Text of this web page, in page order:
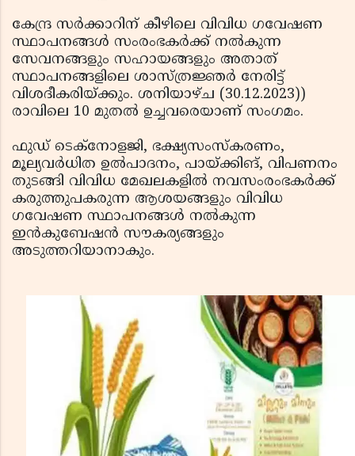
കേന്ദ്ര സര്‍ക്കാറിന് കീഴിലെ വിവിധ ഗവേഷണ
സ്ഥാപനങ്ങള്‍ സംരംഭകര്‍ക്ക് നല്‍കുന്ന
സേവനങ്ങളും സഹായങ്ങളും അതാത്
സ്ഥാപനങ്ങളിലെ ശാസ്ത്രജ്ഞര്‍ നേരിട്ട്
വിശദീകരിയ്ക്കും. ശനിയാഴ്ച (30.12.2023))
രാവിലെ 10 മുതല്‍ ഉച്ചവരെയാണ് സംഗമം.
ഫുഡ് ടെക്‌നോളജി, ഭക്ഷ്യസംസ്‌കരണം,
മൂല്യവര്‍ധിത ഉല്‍പാദനം, പായ്ക്കിങ്, വിപണനം
തുടങ്ങി വിവിധ മേഖലകളില്‍ നവസംരംഭകര്‍ക്ക്
കരുത്തുപകരുന്ന ആശയങ്ങളും വിവിധ
ഗവേഷണ സ്ഥാപനങ്ങള്‍ നല്‍കുന്ന
ഇന്‍കുബേഷന്‍ സൗകര്യങ്ങളും
അടുത്തറിയാനാകും.